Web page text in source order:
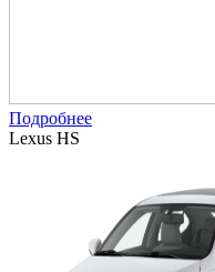
Подробнее
Lexus HS